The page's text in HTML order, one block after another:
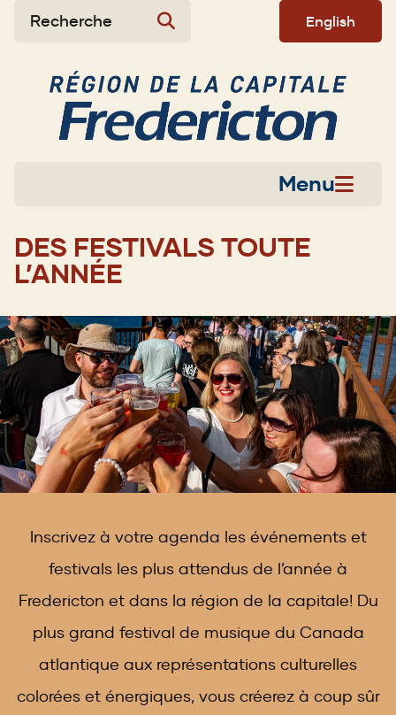
principal
Recherche English
Menu
DES FESTIVALS TOUTE
L’ANNÉE
Inscrivez à votre agenda les événements et
festivals les plus attendus de l’année à
Fredericton et dans la région de la capitale! Du
plus grand festival de musique du Canada
atlantique aux représentations culturelles
colorées et énergiques, vous créerez à coup sûr